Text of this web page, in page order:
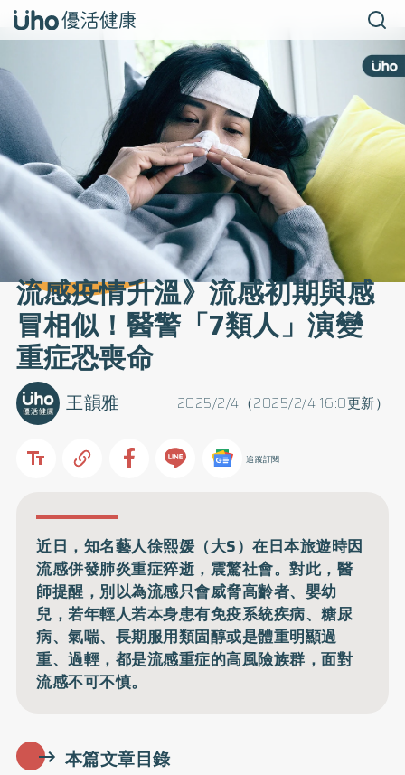
流感疫情升溫》流感初期與感
冒相似！醫警「7類人」演變
重症恐喪命
2025/2/4（2025/2/4 16:0更新）
王韻雅
追蹤訂閱
近日，知名藝人徐熙媛（大S）在日本旅遊時因
流感併發肺炎重症猝逝，震驚社會。對此，醫
師提醒，別以為流感只會威脅高齡者、嬰幼
兒，若年輕人若本身患有免疫系統疾病、糖尿
病、氣喘、長期服用類固醇或是體重明顯過
重、過輕，都是流感重症的高風險族群，面對
流感不可不慎。
本篇文章目錄